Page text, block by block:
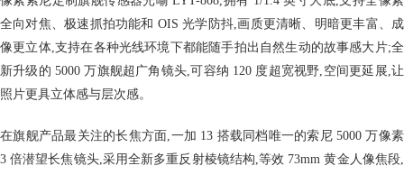
全向对焦、极速抓拍功能和 OIS 光学防抖,画质更清晰、明暗更丰富、成
像更立体,支持在各种光线环境下都能随手拍出自然生动的故事感大片;全
新升级的 5000 万旗舰超广角镜头,可容纳 120 度超宽视野,空间更延展,让
照片更具立体感与层次感。
在旗舰产品最关注的长焦方面,一加 13 搭载同档唯一的索尼 5000 万像素
3 倍潜望长焦镜头,采用全新多重反射棱镜结构,等效 73mm 黄金人像焦段,